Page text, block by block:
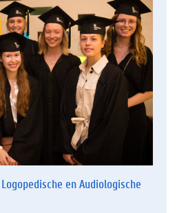
en Audiologische